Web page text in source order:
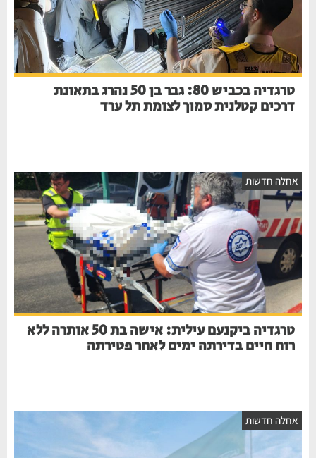
טרגדיה בכביש 80: גבר בן 50 נהרג בתאונת
דרכים קטלנית סמוך לצומת תל ערד
חדשות
טרגדיה ביקנעם עילית: אישה בת 50 אותרה ללא
רוח חיים בדירתה ימים לאחר פטירתה
חדשות